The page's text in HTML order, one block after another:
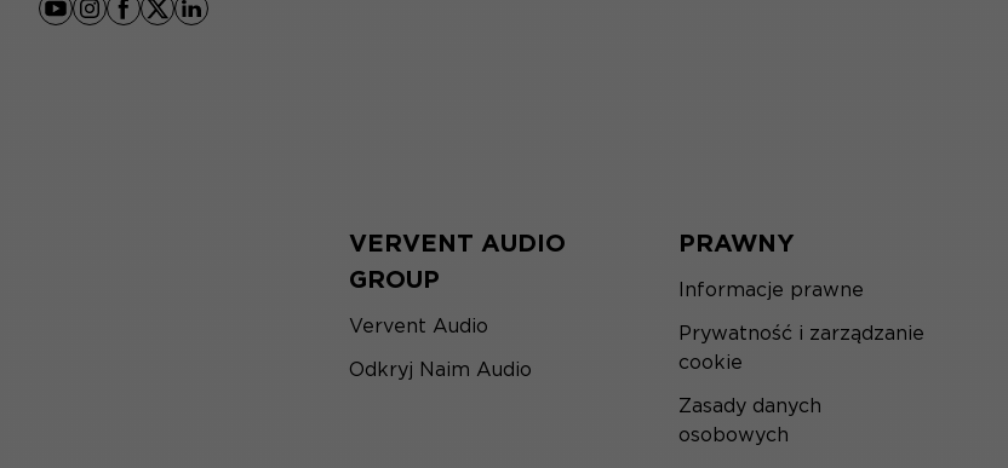
youtube
instagram
facebook
x linkedin
VERVENT AUDIO
GROUP
Vervent Audio
Odkryj Naim Audio
PRAWNY
Informacje prawne
Prywatność i zarządzanie
cookie
Zasady danych
osobowych